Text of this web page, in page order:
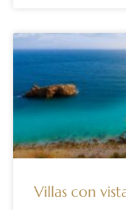
Villas con